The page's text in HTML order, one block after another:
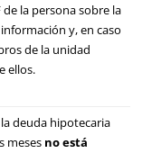
la persona sobre la
y, en caso
de la unidad
ellos.
deuda hipotecaria
meses no está